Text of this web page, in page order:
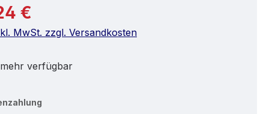
Preis:
€
MwSt. zzgl. Versandkosten
verfügbar